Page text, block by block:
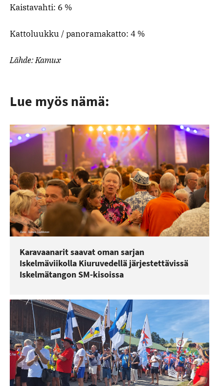
Kaistavahti: 6 %
Kattoluukku / panoramakatto: 4 %
Lähde: Kamux
Lue myös nämä:
Karavaanarit saavat oman sarjan
Iskelmäviikolla Kiuruvedellä järjestettävissä
Iskelmätangon SM-kisoissa